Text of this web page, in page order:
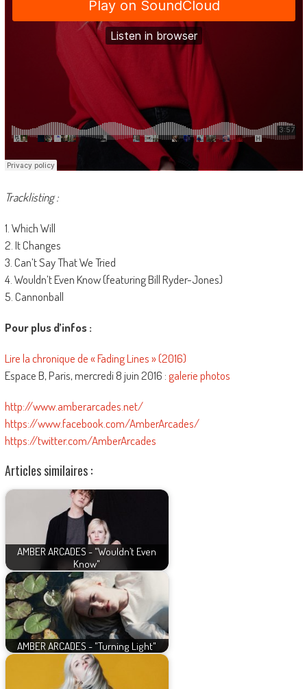
Tracklisting :
1. Which Will
2. It Changes
3. Can’t Say That We Tried
4. Wouldn’t Even Know (featuring Bill Ryder-Jones)
5. Cannonball
Pour plus d’infos :
Lire la chronique de « Fading Lines » (2016)
Espace B, Paris, mercredi 8 juin 2016 :galerie photos
http://www.amberarcades.net/
https://www.facebook.com/AmberArcades/
https://twitter.com/AmberArcades
Articles similaires :
AMBER ARCADES - "Wouldn’t Even
Know"
AMBER ARCADES - "Turning Light"